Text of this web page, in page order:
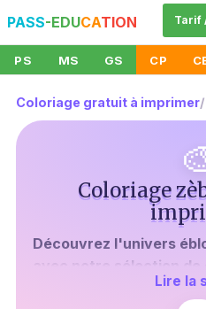
PASS-EDUCATION Tarif
PS MS GS CP
Coloriage gratuit à imprimer/
Coloriage
Découvrez l'univers
avec notre sélection
Vous êtes-vous déjàLire la